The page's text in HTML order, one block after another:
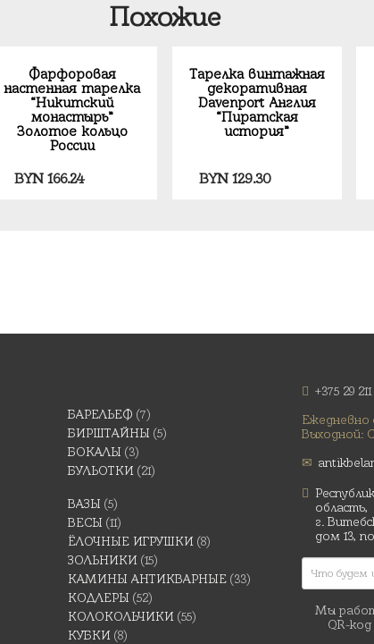
Похожие
Фарфоровая
настенная тарелка
“Никитский
монастырь”
Золотое кольцо
России
BYN166.24
Тарелка винтажная
декоративная
Davenport Англия
“Пиратская
история”
BYN129.30
БАРЕЛЬЕФ (7)
БИРШТАЙНЫ (5)
БОКАЛЫ (3)
БУЛЬОТКИ (21)
ВАЗЫ (5)
ВЕСЫ (11)
ЁЛОЧНЫЕ ИГРУШКИ (8)
ЗОЛЬНИКИ (15)
КАМИНЫ АНТИКВАРНЫЕ (33)
КОДЛЕРЫ (52)
КОЛОКОЛЬЧИКИ (55)
КУБКИ (8)
+375 29
Ежедневно
Выходной:
область,
г.
дом 13,
Мы
QR-